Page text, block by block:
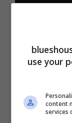
use your
content
services